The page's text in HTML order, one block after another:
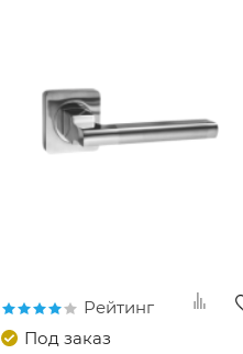
Рейтинг
Под заказ